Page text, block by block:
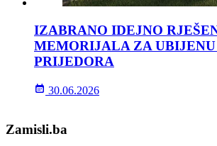
IZABRANO IDEJNO
MEMORIJALA ZA
PRIJEDORA
30.06.2026
Zamisli.ba